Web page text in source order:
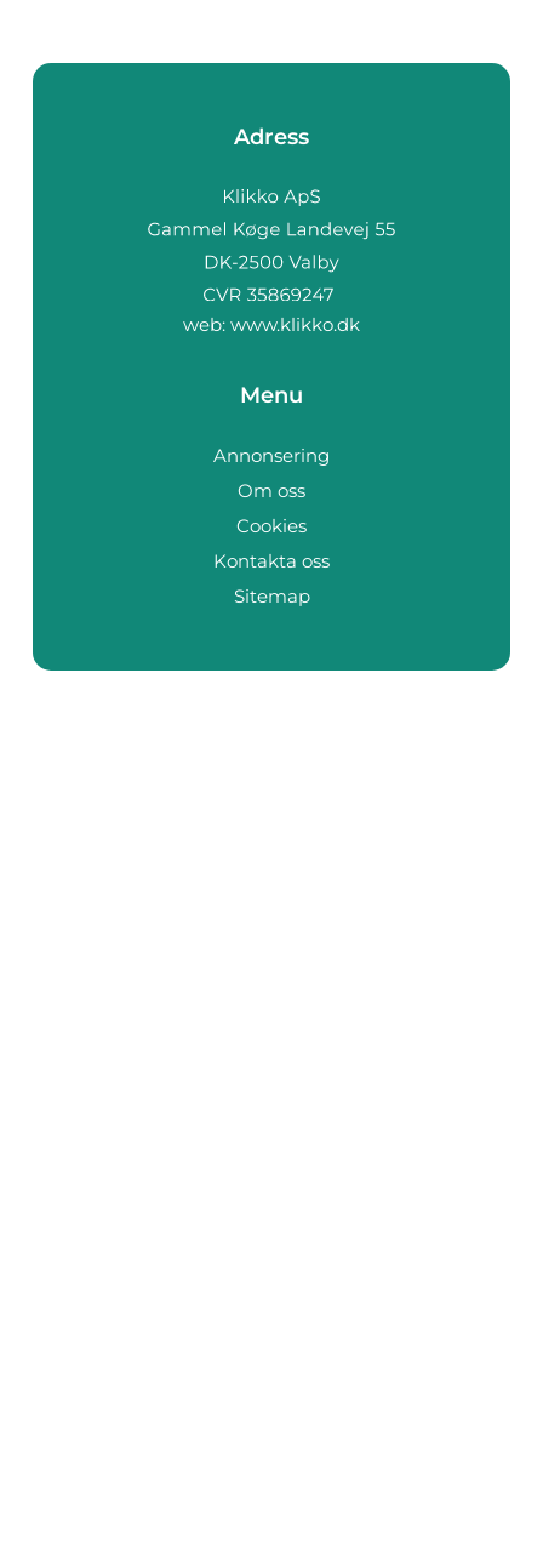
Adress
web: www.klikko.dk
Menu
Annonsering
Om oss
Cookies
Kontakta oss
Sitemap